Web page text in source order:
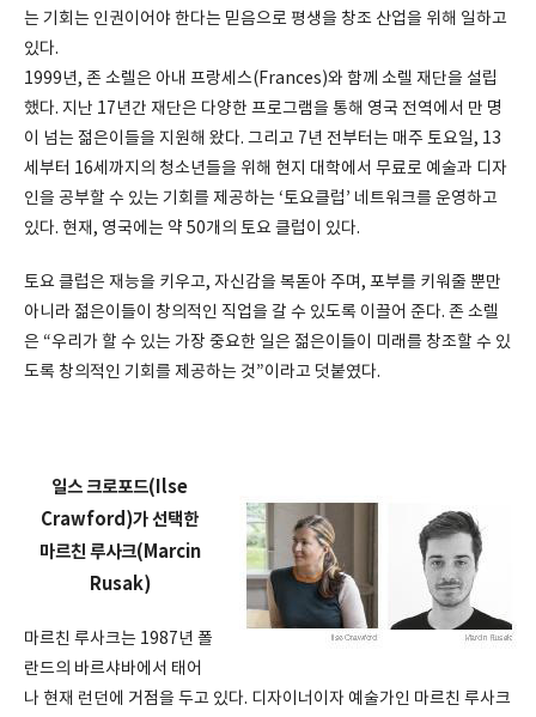
는 기회는 인권이어야 한다는 믿음으로 평생을 창조 산업을 위해 일하고
있다.
1999년, 존 소렐은 아내 프랑세스(Frances)와 함께 소렐 재단을 설립
했다. 지난 17년간 재단은 다양한 프로그램을 통해 영국 전역에서 만 명
이 넘는 젊은이들을 지원해 왔다. 그리고 7년 전부터는 매주 토요일, 13
세부터 16세까지의 청소년들을 위해 현지 대학에서 무료로 예술과 디자
인을 공부할 수 있는 기회를 제공하는 ‘토요클럽’ 네트워크를 운영하고
있다. 현재, 영국에는 약 50개의 토요 클럽이 있다.
토요 클럽은 재능을 키우고, 자신감을 복돋아 주며, 포부를 키워줄 뿐만
아니라 젊은이들이 창의적인 직업을 갈 수 있도록 이끌어 준다. 존 소렐
은 “우리가 할 수 있는 가장 중요한 일은 젊은이들이 미래를 창조할 수 있
도록 창의적인 기회를 제공하는 것”이라고 덧붙였다.
일스 크로포드(Ilse
Crawford)가 선택한
마르친 루사크(Marcin
Rusak)
마르친 루사크는 1987년 폴
란드의 바르샤바에서 태어
나 현재 런던에 거점을 두고 있다. 디자이너이자 예술가인 마르친 루사크